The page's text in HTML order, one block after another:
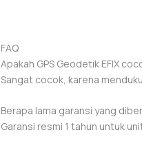
FAQ
Apakah GPS Geodetik EFIX
Sangat cocok, karena
Berapa lama garansi yang
Garansi resmi 1 tahun untuk